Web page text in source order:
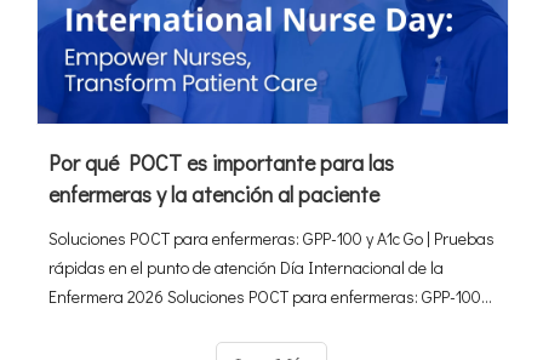
Por qué POCT es importante para las
enfermeras y la atención al paciente
Soluciones POCT para enfermeras: GPP-100 y A1c Go | Pruebas
rápidas en el punto de atención Día Internacional de la
Enfermera 2026 Soluciones POCT para enfermeras: GPP-100 y
Capacitar a las enfermeras con analizadores POCT